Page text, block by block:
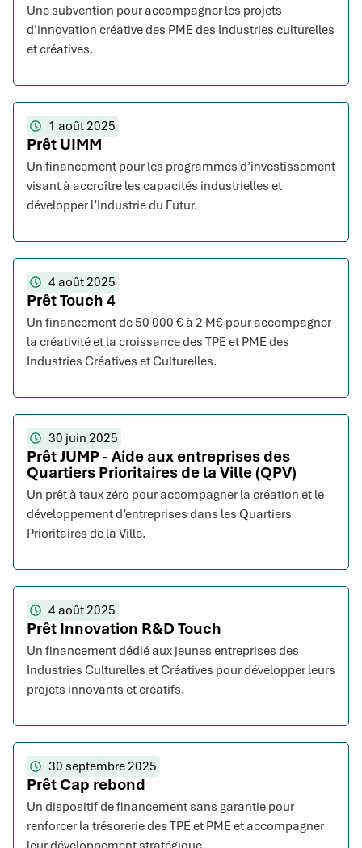
Une subvention pour accompagner les projets
d’innovation créative des PME des Industries culturelles
et créatives.
1 août 2025
Prêt UIMM
Un financement pour les programmes d’investissement
visant à accroître les capacités industrielles et
développer l’Industrie du Futur.
4 août 2025
Prêt Touch 4
Un financement de 50 000 € à 2 M€ pour accompagner
la créativité et la croissance des TPE et PME des
Industries Créatives et Culturelles.
30 juin 2025
Prêt JUMP - Aide aux entreprises des
Quartiers Prioritaires de la Ville (QPV)
Un prêt à taux zéro pour accompagner la création et le
développement d’entreprises dans les Quartiers
Prioritaires de la Ville.
4 août 2025
Prêt Innovation R&D Touch
Un financement dédié aux jeunes entreprises des
Industries Culturelles et Créatives pour développer leurs
projets innovants et créatifs.
30 septembre 2025
Prêt Cap rebond
Un dispositif de financement sans garantie pour
renforcer la trésorerie des TPE et PME et accompagner